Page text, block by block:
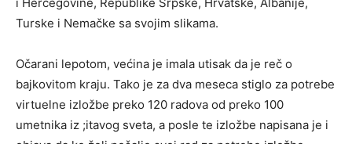
i Hercegovine, Republike Srpske, Hrvatske, Albanije,
Turske i Nemačke sa svojim slikama.
Očarani lepotom, većina je imala utisak da je reč o
bajkovitom kraju. Tako je za dva meseca stiglo za potrebe
virtuelne izložbe preko 120 radova od preko 100
umetnika iz ;itavog sveta, a posle te izložbe napisana je i